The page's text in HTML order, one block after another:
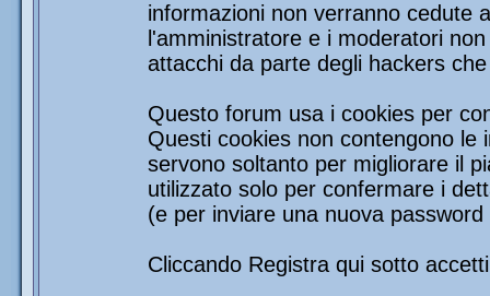
informazioni non verranno cedute
l'amministratore e i moderatori
attacchi da parte degli hackers
Questo forum usa i cookies per
Questi cookies non contengono le
servono soltanto per migliorare il
utilizzato solo per confermare i
(e per inviare una nuova
Cliccando Registra qui sotto